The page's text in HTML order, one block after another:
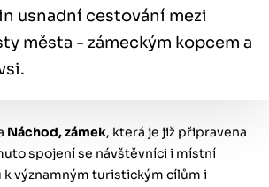
usnadní cestování mezi
města - zámeckým kopcem a
Náchod, zámek, která je již připravena
spojení se návštěvníci i místní
významným turistickým cílům i